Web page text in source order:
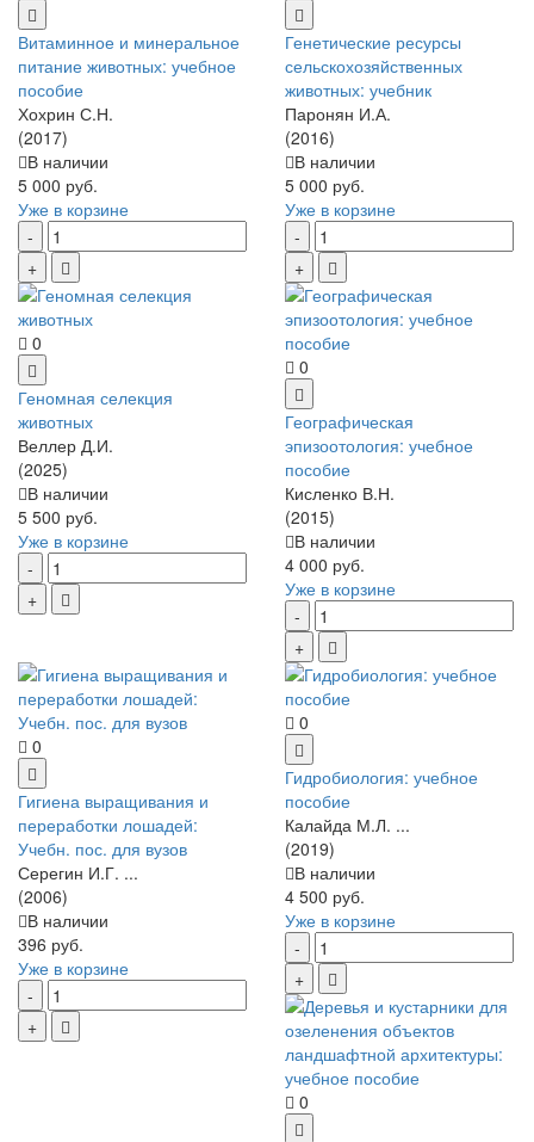
Витаминное и минеральное
питание животных: учебное
пособие
Хохрин С.Н.
(2017)
В наличии
5 000 руб.
Уже в корзине
Генетические ресурсы
сельскохозяйственных
животных: учебник
Паронян И.А.
(2016)
В наличии
5 000 руб.
Уже в корзине
0
Геномная селекция
животных
Веллер Д.И.
(2025)
В наличии
5 500 руб.
Уже в корзине
0
Географическая
эпизоотология: учебное
пособие
Кисленко В.Н.
(2015)
В наличии
4 000 руб.
Уже в корзине
0
Гигиена выращивания и
переработки лошадей:
Учебн. пос. для вузов
Серегин И.Г. ...
(2006)
В наличии
396 руб.
Уже в корзине
0
Гидробиология: учебное
пособие
Калайда М.Л. ...
(2019)
В наличии
4 500 руб.
Уже в корзине
0